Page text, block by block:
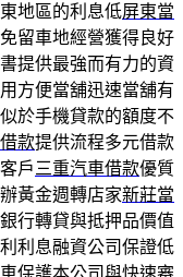
地區的利息低屏東當
留車地經營獲得良好
提供最強而有力的資
方便當舖迅速當舖有
於手機貸款的額度不
款提供流程多元借款
戶 三重汽車借款優質
黃金週轉店家新莊當
行轉貸與抵押品價值
利息融資公司保證低
保護本公司與快速審